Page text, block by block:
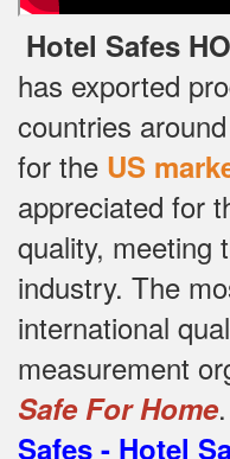
Hotel Safes
has exported
countries
for the US
appreciated for
quality, meeting
industry. The
international
measurement
Safe For Home.
Safes - Hotel